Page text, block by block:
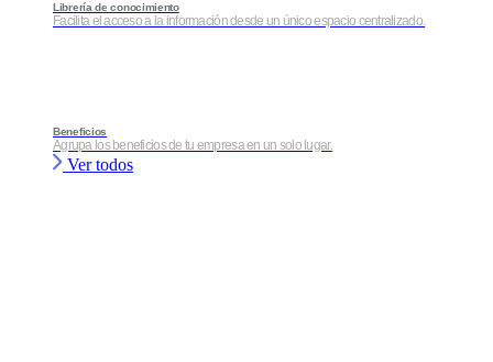
Librería de conocimiento
Facilita el acceso a la información desde un único espacio centralizado.
Beneficios
Agrupa los beneficios de tu empresa en un solo lugar.
Ver todos